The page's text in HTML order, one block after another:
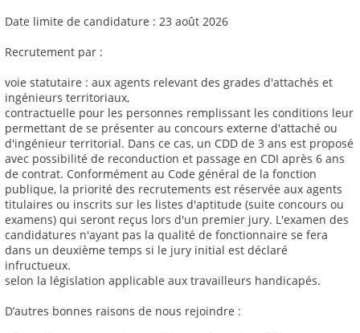
Date limite de candidature : 23 août 2026
Recrutement par :
voie statutaire : aux agents relevant des grades d'attachés et
ingénieurs territoriaux,
contractuelle pour les personnes remplissant les conditions leur
permettant de se présenter au concours externe d'attaché ou
d'ingénieur territorial. Dans ce cas, un CDD de 3 ans est proposé
avec possibilité de reconduction et passage en CDI après 6 ans
de contrat. Conformément au Code général de la fonction
publique, la priorité des recrutements est réservée aux agents
titulaires ou inscrits sur les listes d'aptitude (suite concours ou
examens) qui seront reçus lors d'un premier jury. L'examen des
candidatures n'ayant pas la qualité de fonctionnaire se fera
dans un deuxième temps si le jury initial est déclaré
infructueux.
selon la législation applicable aux travailleurs handicapés.
D’autres bonnes raisons de nous rejoindre :